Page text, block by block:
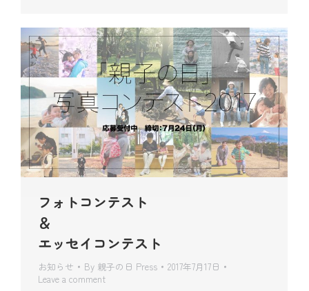
フォトコンテスト
＆
エッセイコンテスト
お知らせ By 親子の日 Press
2017年7月17日
Leave a comment